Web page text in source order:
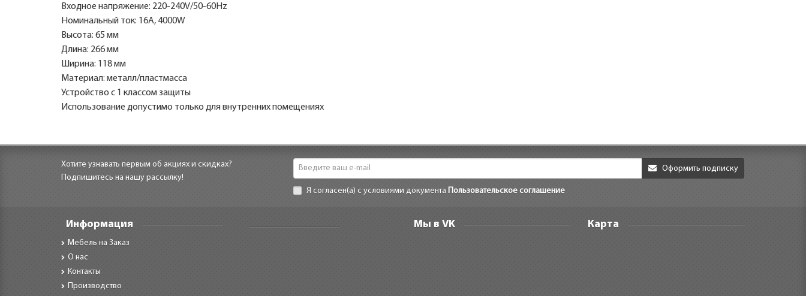
Входное напряжение: 220-240V/50-60Hz
Номинальный ток: 16А, 4000W
Высота: 65 мм
Длина: 266 мм
Ширина: 118 мм
Материал: металл/пластмасса
Устройство с 1 классом защиты
Использование допустимо только для внутренних помещениях
Хотите узнавать первым об акциях и скидках?
Подпишитесь на нашу рассылку!
Оформить подписку
Я согласен(а) с условиями документа Пользовательское соглашение
Информация
Мебель на Заказ
О нас
Контакты
Производство
Мы в VK Карта